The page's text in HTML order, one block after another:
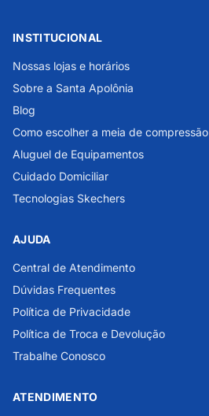
INSTITUCIONAL
Nossas lojas e horários
Sobre a Santa Apolônia
Blog
Como escolher a meia de compressão
Aluguel de Equipamentos
Cuidado Domiciliar
Tecnologias Skechers
AJUDA
Central de Atendimento
Dúvidas Frequentes
Política de Privacidade
Política de Troca e Devolução
Trabalhe Conosco
ATENDIMENTO